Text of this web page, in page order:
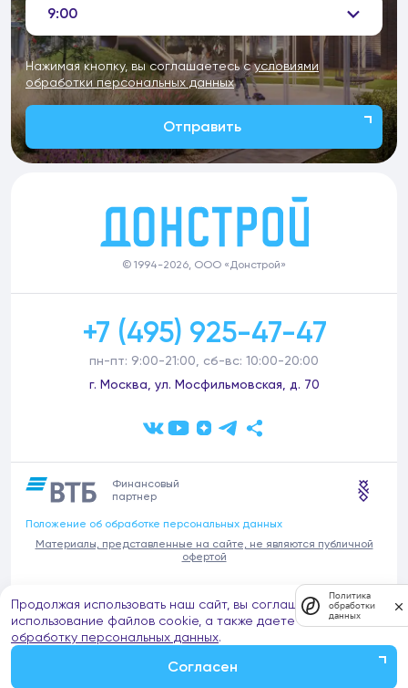
9:00
Нажимая кнопку, вы соглашаетесь сусловиями
обработки персональных данных
Отправить
© 1994-2026, ООО «Донстрой»
+7 (495) 925-47-47
пн-пт: 9:00-21:00, сб-вс: 10:00-20:00
г. Москва, ул. Мосфильмовская, д. 70
Финансовый
партнер
Положение об обработке персональных данных
Материалы, представленные на сайте, не являются публичной
офертой
В связи с участившимися случаями предложений частных услуг от
имени компании Донстрой (проведения ремонтов, продажи
отделочных материалов и т.п.), обращаем внимание на то, что
компания Донстрой не оказывает таких услуг, не имеет
представительств такого профиля и не обращается к частным
Продолжая использовать наш сайт, вы соглашаетесь на
использование файлов cookie, а также даете согласие на
обработку персональных данных.
Согласен
Политика
обработки
данных